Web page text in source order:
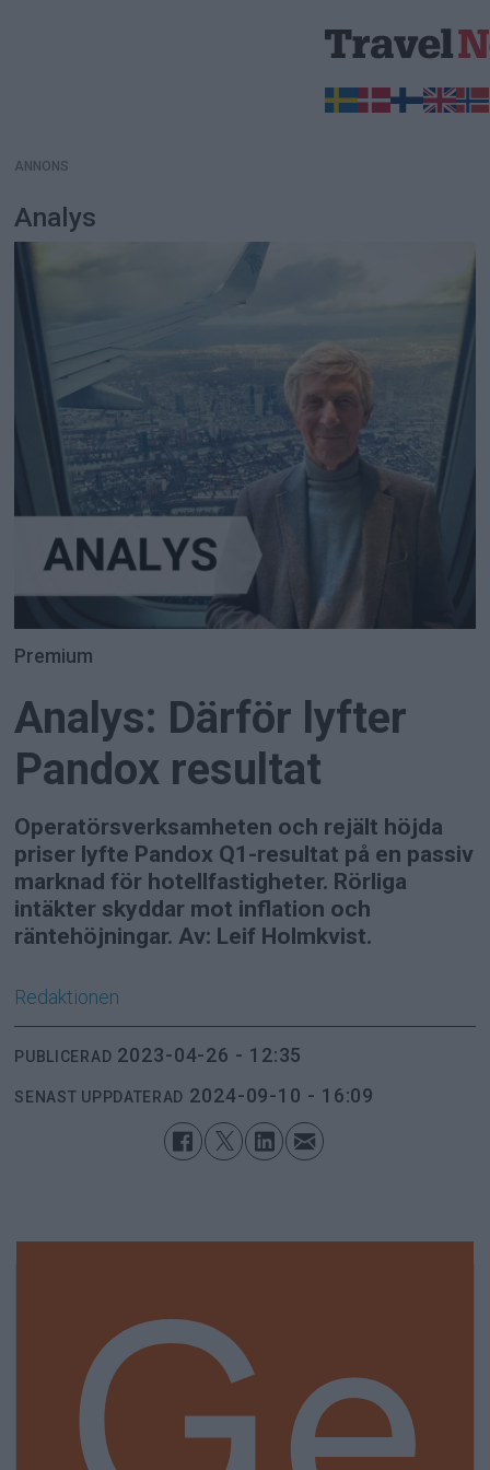
ANNONS
Analys
Premium
Analys: Därför lyfter
Pandox resultat
Operatörsverksamheten och rejält höjda
priser lyfte Pandox Q1-resultat på en passiv
marknad för hotellfastigheter. Rörliga
intäkter skyddar mot inflation och
räntehöjningar. Av: Leif Holmkvist.
Redaktionen
PUBLICERAD 2023-04-26 - 12:35
SENAST UPPDATERAD 2024-09-10 - 16:09